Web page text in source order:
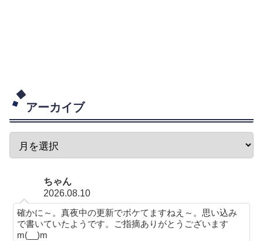
アーカイブ
ちゃん
2026.08.10
確かに～。真夜中の更新でボケてますねえ～。思い込み
で書いていたようです。ご指摘ありがとうございます
m(__)m